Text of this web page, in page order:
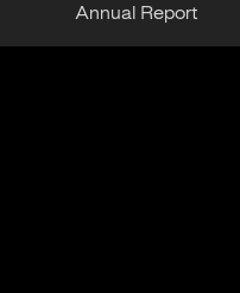
Annual Report